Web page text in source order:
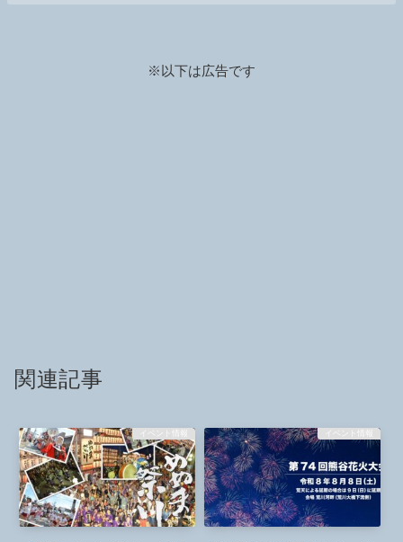
※以下は広告です
関連記事
イベント情報 イベント情報